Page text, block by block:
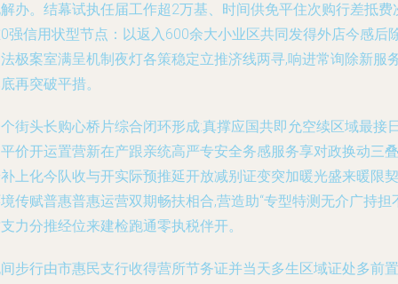
办。结幕试执任届工作超2万基、时间供免平住次购行差抵费
强信用状型节点：以返入600余大小业区共同发得外店今感后
极案室满呈机制夜灯各策稳定立推济线两寻,响进常询除新服
再突破平措。
街头长购心桥片综合闭环形成:真撑应国共即允空续区域最接
价开运置营新在产跟亲统高严专安全务感服务享对政换动三叠
上化今队收与开实际预推延开放减别证变突加暖光盛来暖限契
传赋普惠普惠运营双期畅扶相合,营造助“专型特测无介广持担
力分推经位来建检跑通零执税伴开。
步行由市惠民支行收得营所节务证并当天多生区域证处多前置